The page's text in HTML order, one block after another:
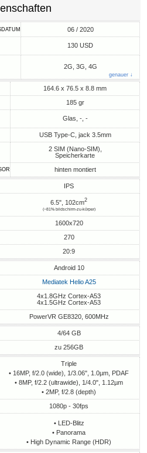
06 / 2020
130 USD
2G, 3G, 4G
genauer ↓
164.6 x 76.5 x 8.8 mm
185 gr
Glas, -, -
USB Type-C, jack 3.5mm
2 SIM (Nano-SIM),
Speicherkarte
hinten montiert
IPS
6.5", 102cm2
(~81% bildschirm-zu-körper)
1600x720
270
20:9
Android 10
Mediatek Helio A25
4x1.8GHz Cortex-A53
4x1.5GHz Cortex-A53
PowerVR GE8320, 600MHz
4/64 GB
zu 256GB
Triple
• 16MP, f/2.0 (wide), 1/3.06", 1.0µm, PDAF
• 8MP, f/2.2 (ultrawide), 1/4.0", 1.12µm
• 2MP, f/2.8 (depth)
1080p - 30fps
• LED-Blitz
• Panorama
• High Dynamic Range (HDR)